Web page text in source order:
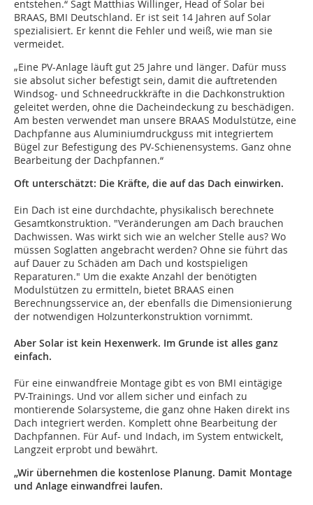
entstehen.“ Sagt Matthias Willinger, Head of Solar bei
BRAAS, BMI Deutschland. Er ist seit 14 Jahren auf Solar
spezialisiert. Er kennt die Fehler und weiß, wie man sie
vermeidet.
„Eine PV-Anlage läuft gut 25 Jahre und länger. Dafür muss
sie absolut sicher befestigt sein, damit die auftretenden
Windsog- und Schneedruckkräfte in die Dachkonstruktion
geleitet werden, ohne die Dacheindeckung zu beschädigen.
Am besten verwendet man unsere BRAAS Modulstütze, eine
Dachpfanne aus Aluminiumdruckguss mit integriertem
Bügel zur Befestigung des PV-Schienensystems. Ganz ohne
Bearbeitung der Dachpfannen.“
Oft unterschätzt: Die Kräfte, die auf das Dach einwirken.
Ein Dach ist eine durchdachte, physikalisch berechnete
Gesamtkonstruktion. "Veränderungen am Dach brauchen
Dachwissen. Was wirkt sich wie an welcher Stelle aus? Wo
müssen Soglatten angebracht werden? Ohne sie führt das
auf Dauer zu Schäden am Dach und kostspieligen
Reparaturen." Um die exakte Anzahl der benötigten
Modulstützen zu ermitteln, bietet BRAAS einen
Berechnungsservice an, der ebenfalls die Dimensionierung
der notwendigen Holzunterkonstruktion vornimmt.
Aber Solar ist kein Hexenwerk. Im Grunde ist alles ganz
einfach.
Für eine einwandfreie Montage gibt es von BMI eintägige
PV-Trainings. Und vor allem sicher und einfach zu
montierende Solarsysteme, die ganz ohne Haken direkt ins
Dach integriert werden. Komplett ohne Bearbeitung der
Dachpfannen. Für Auf- und Indach, im System entwickelt,
Langzeit erprobt und bewährt.
„Wir übernehmen die kostenlose Planung. Damit Montage
und Anlage einwandfrei laufen.